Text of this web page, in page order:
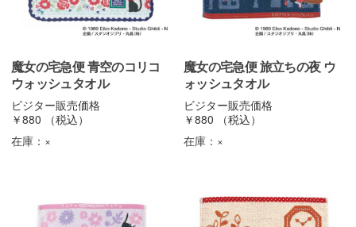
魔女の宅急便 青空のコリコ
ウォッシュタオル
ビジター販売価格
￥880
（税込）
在庫： ×
魔女の宅急便 旅立ちの夜 ウ
ォッシュタオル
ビジター販売価格
￥880
（税込）
在庫： ×